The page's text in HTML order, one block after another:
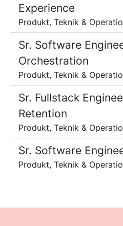
Experience
Produkt, Teknik &
Sr. Software
Orchestration
Produkt, Teknik &
Sr. Fullstack
Retention
Produkt, Teknik &
Sr. Software
Produkt, Teknik &